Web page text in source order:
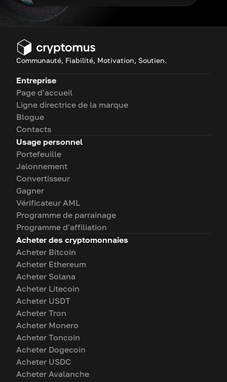
Communauté, Fiabilité, Motivation, Soutien.
Entreprise
Page d'accueil
Ligne directrice de la marque
Blogue
Contacts
Usage personnel
Portefeuille
Jalonnement
Convertisseur
Gagner
Vérificateur AML
Programme de parrainage
Programme d'affiliation
Acheter des cryptomonnaies
Acheter Bitcoin
Acheter Ethereum
Acheter Solana
Acheter Litecoin
Acheter USDT
Acheter Tron
Acheter Monero
Acheter Toncoin
Acheter Dogecoin
Acheter USDC
Acheter Avalanche